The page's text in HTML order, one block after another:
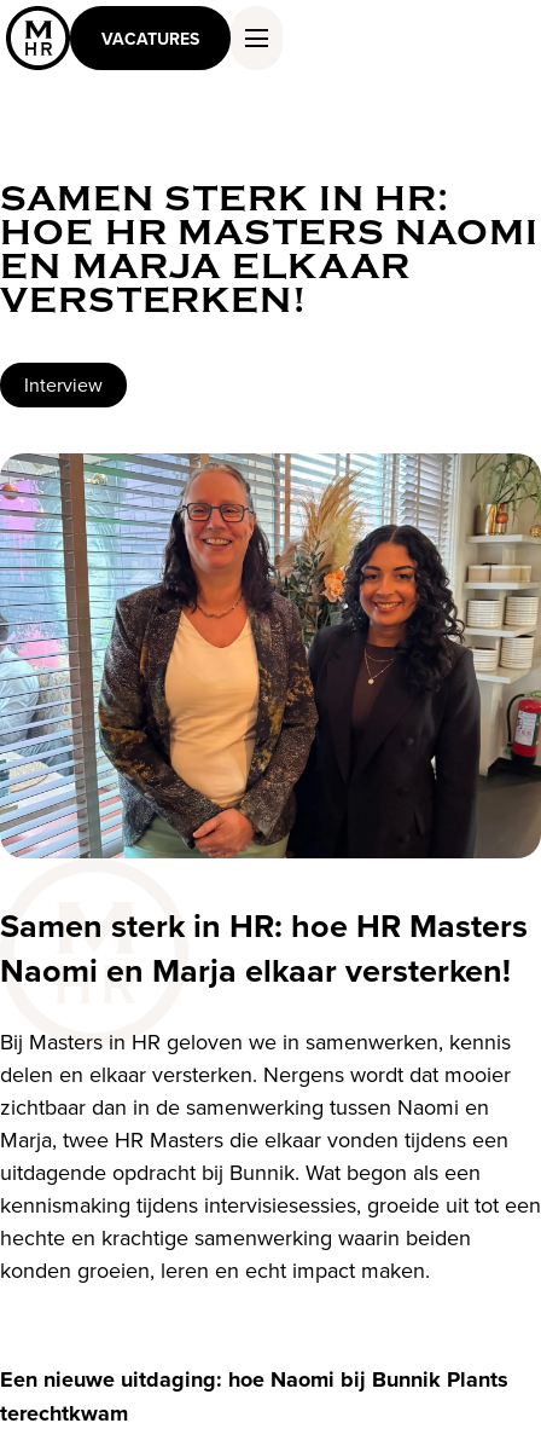
VACATURES
DIENSTEN EN OPLOSSINGEN
WERKEN ALS MASTER
KENNIS EN INSPIRATIE
OVER ONS
SAMEN STERK IN HR:
HOE HR MASTERS NAOMI
EN MARJA ELKAAR
VERSTERKEN!
Interview
Samen sterk in HR: hoe HR Masters
Naomi en Marja elkaar versterken!
Bij Masters in HR geloven we in samenwerken, kennis
delen en elkaar versterken. Nergens wordt dat mooier
zichtbaar dan in de samenwerking tussen Naomi en
Marja, twee HR Masters die elkaar vonden tijdens een
uitdagende opdracht bij Bunnik. Wat begon als een
kennismaking tijdens intervisiesessies, groeide uit tot een
hechte en krachtige samenwerking waarin beiden
konden groeien, leren en echt impact maken.
Een nieuwe uitdaging: hoe Naomi bij Bunnik Plants
terechtkwam